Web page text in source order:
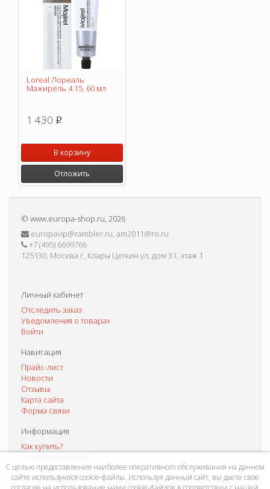
Loreal Лореаль
Мажирель 4.15, 60 мл
1 430 p
В корзину
Отложить
© www.europa-shop.ru, 2026
europavip@rambler.ru, am2011@ro.ru
+7 (495) 6699766
125130, Москва г, Клары Цеткин ул, дом 31, этаж 1
Личный кабинет
Отследить заказ
Уведомления о товарах
Войти
Навигация
Прайс-лист
Новости
Отзывы
Карта сайта
Форма связи
Информация
Как купить?
Способы оплаты
Система скидок
С целью предоставления наиболее оперативного обслуживания на данном
сайте используются cookie-файлы. Используя данный сайт, вы даете свое